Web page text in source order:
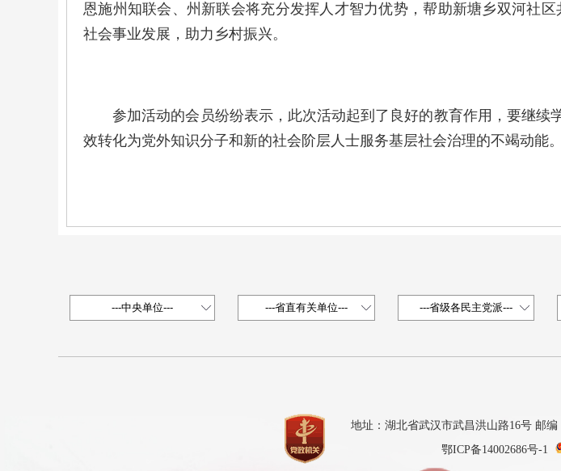
恩施州知联会、州新联会将充分发挥人才智力优势，帮助新塘乡双河社
社会事业发展，助力乡村振兴。
参加活动的会员纷纷表示，此次活动起到了良好的教育作用，要继续
效转化为党外知识分子和新的社会阶层人士服务基层社会治理的不竭动能。
地址：湖北省武汉市武昌洪山路16号 邮
鄂ICP备14002686号-1